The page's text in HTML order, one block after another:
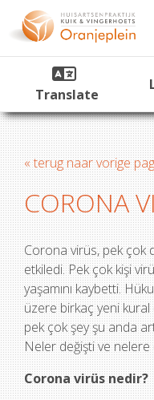
Translate
« terug naar vorige
CORONA
Corona virüs, pek çok
etkiledi. Pek çok kişi
yaşamını kaybetti.
üzere birkaç yeni kural
pek çok şey şu anda
Neler değişti ve
Corona virüs nedir?